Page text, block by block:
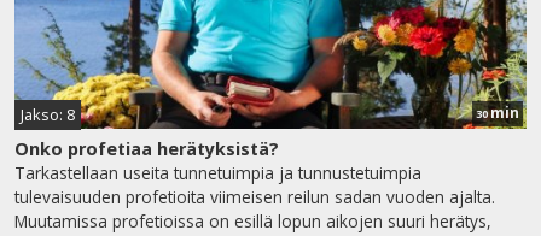
Jakso: 8 30min
Onko profetiaa herätyksistä?
Tarkastellaan useita tunnetuimpia ja tunnustetuimpia
tulevaisuuden profetioita viimeisen reilun sadan vuoden ajalta.
Muutamissa profetioissa on esillä lopun aikojen suuri herätys,